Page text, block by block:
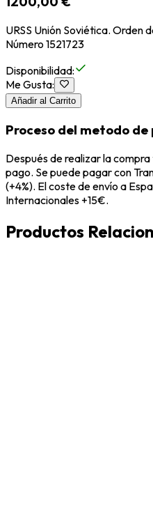
URSS Unión Soviética. Orden
Número 1521723
Disponibilidad:
Me Gusta:
Añadir al Carrito
Proceso del metodo de
Después de realizar la
pago. Se puede pagar con
(+4%). El coste de envío a
Internacionales +15€.
Productos